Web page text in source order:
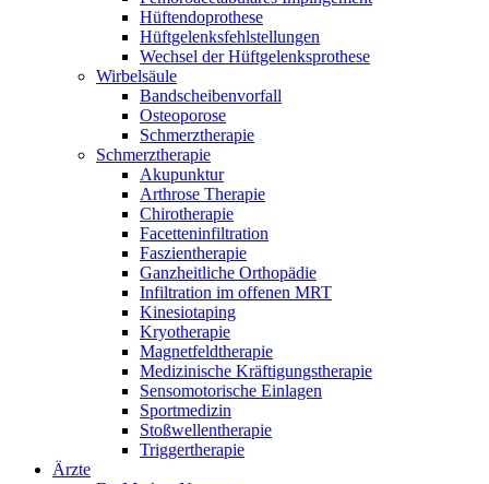
Hüftendoprothese
Hüftgelenksfehlstellungen
Wechsel der Hüftgelenksprothese
Wirbelsäule
Bandscheibenvorfall
Osteoporose
Schmerztherapie
Schmerztherapie
Akupunktur
Arthrose Therapie
Chirotherapie
Facetteninfiltration
Faszientherapie
Ganzheitliche Orthopädie
Infiltration im offenen MRT
Kinesiotaping
Kryotherapie
Magnetfeldtherapie
Medizinische Kräftigungstherapie
Sensomotorische Einlagen
Sportmedizin
Stoßwellentherapie
Triggertherapie
Ärzte